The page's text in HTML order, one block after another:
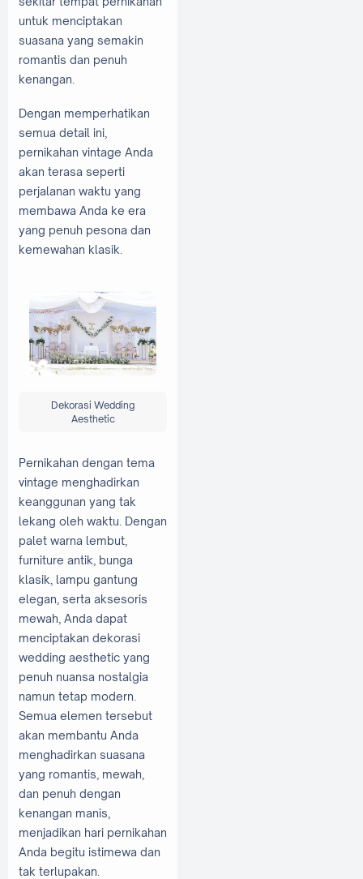
untuk menciptakan
suasana yang semakin
romantis dan penuh
kenangan.
Dengan memperhatikan
semua detail ini,
pernikahan vintage Anda
akan terasa seperti
perjalanan waktu yang
membawa Anda ke era
yang penuh pesona dan
kemewahan klasik.
Dekorasi Wedding
Aesthetic
Pernikahan dengan tema
vintage menghadirkan
keanggunan yang tak
lekang oleh waktu. Dengan
palet warna lembut,
furniture antik, bunga
klasik, lampu gantung
elegan, serta aksesoris
mewah, Anda dapat
menciptakan dekorasi
wedding aesthetic yang
penuh nuansa nostalgia
namun tetap modern.
Semua elemen tersebut
akan membantu Anda
menghadirkan suasana
yang romantis, mewah,
dan penuh dengan
kenangan manis,
menjadikan hari pernikahan
Anda begitu istimewa dan
tak terlupakan.